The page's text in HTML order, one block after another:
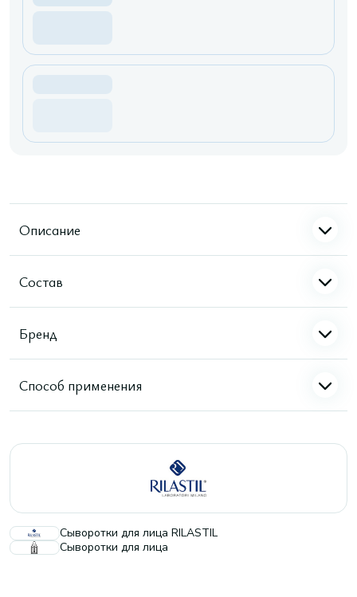
Описание
Состав
Бренд
Способ применения
Сыворотки для лица RILASTIL
Сыворотки для лица